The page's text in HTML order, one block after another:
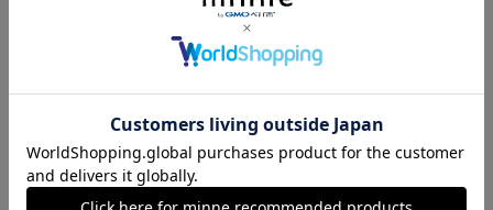
の予感しかしません♪ しっかり厚紙での丁寧な梱包
にも感謝です。 ありがとうございました🥳
rirorin-mama
たいやき風メッセージカード（1セット入）